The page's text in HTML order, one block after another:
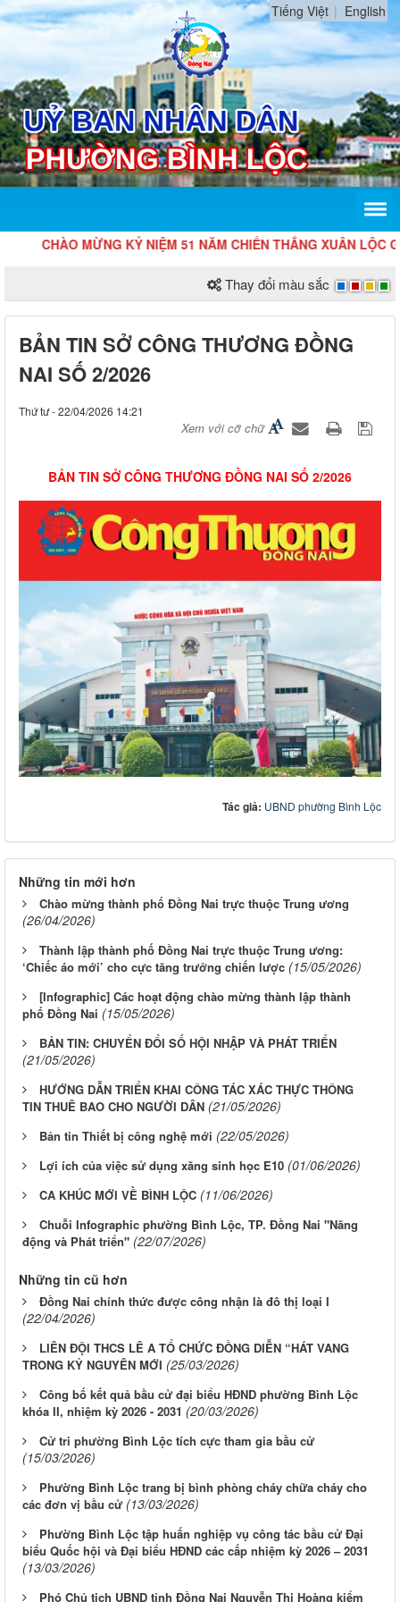
Tiếng Việt English
CHÀO MỪNG KỶ NIỆM 51 NĂM CHIẾN THẮNG XUÂN LỘC
Thay đổi màu sắc
BẢN TIN SỞ CÔNG THƯƠNG ĐỒNG
NAI SỐ 2/2026
Thứ tư - 22/04/2026 14:21
Xem với cỡ chữ
BẢN TIN SỞ CÔNG THƯƠNG ĐỒNG NAI SỐ 2/2026
Tác giả: UBND phường Bình Lộc
Những tin mới hơn
Chào mừng thành phố Đồng Nai trực thuộc Trung ương
(26/04/2026)
Thành lập thành phố Đồng Nai trực thuộc Trung ương:
‘Chiếc áo mới’ cho cực tăng trưởng chiến lược (15/05/2026)
[Infographic] Các hoạt động chào mừng thành lập thành
phố Đồng Nai (15/05/2026)
BẢN TIN: CHUYỂN ĐỔI SỐ HỘI NHẬP VÀ PHÁT TRIỂN
(21/05/2026)
HƯỚNG DẪN TRIỂN KHAI CÔNG TÁC XÁC THỰC THÔNG
TIN THUÊ BAO CHO NGƯỜI DÂN (21/05/2026)
Bản tin Thiết bị công nghệ mới (22/05/2026)
Lợi ích của việc sử dụng xăng sinh học E10 (01/06/2026)
CA KHÚC MỚI VỀ BÌNH LỘC (11/06/2026)
Chuỗi Infographic phường Bình Lộc, TP. Đồng Nai "Năng
động và Phát triển" (22/07/2026)
Những tin cũ hơn
Đồng Nai chính thức được công nhận là đô thị loại I
(22/04/2026)
LIÊN ĐỘI THCS LÊ A TỔ CHỨC ĐỒNG DIỄN “HÁT VANG
TRONG KỶ NGUYÊN MỚI (25/03/2026)
Công bố kết quả bầu cử đại biểu HĐND phường Bình Lộc
khóa II, nhiệm kỳ 2026 - 2031 (20/03/2026)
Cử tri phường Bình Lộc tích cực tham gia bầu cử
(15/03/2026)
Phường Bình Lộc trang bị bình phòng cháy chữa cháy cho
các đơn vị bầu cử (13/03/2026)
Phường Bình Lộc tập huấn nghiệp vụ công tác bầu cử Đại
biểu Quốc hội và Đại biểu HĐND các cấp nhiệm kỳ 2026 – 2031
(13/03/2026)
Phó Chủ tịch UBND tỉnh Đồng Nai Nguyễn Thị Hoàng kiểm